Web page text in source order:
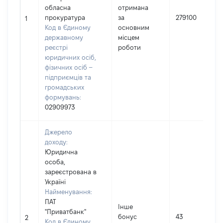
1
обласна
прокуратура
Код в Єдиному
державному
реєстрі
юридичних осіб,
фізичних осіб –
підприємців та
громадських
формувань:
02909973
отримана
за
основним
місцем
роботи
279100
2
Джерело
доходу:
Юридична
особа,
зареєстрована в
Україні
Найменування:
ПАТ
"Приватбанк"
Код в Єдиному
Інше
бонус
43